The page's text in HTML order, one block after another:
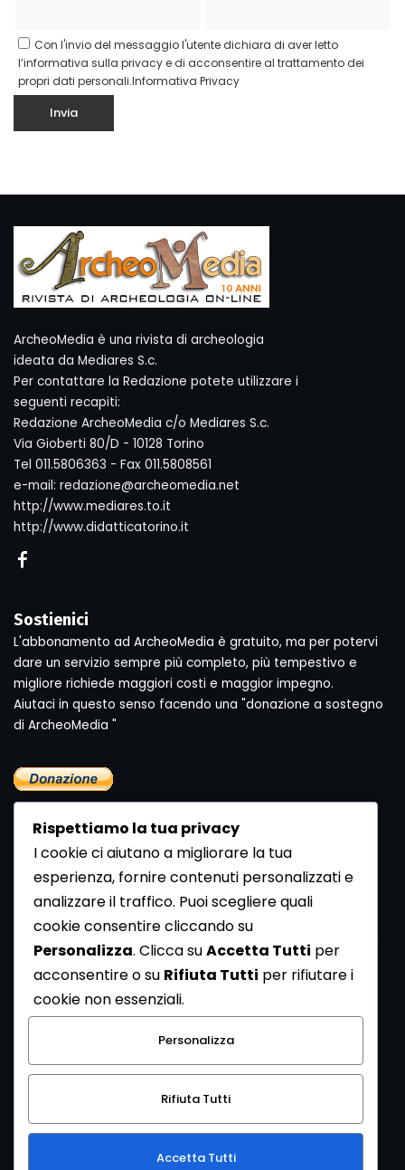
Con l'invio del messaggio l'utente dichiara di aver letto
l’informativa sulla privacy e di acconsentire al trattamento dei
propri dati personali.Informativa Privacy
ArcheoMedia è una rivista di archeologia
ideata da Mediares S.c.
Per contattare la Redazione potete utilizzare i
seguenti recapiti:
Redazione ArcheoMedia c/o Mediares S.c.
Via Gioberti 80/D - 10128 Torino
Tel 011.5806363 - Fax 011.5808561
e-mail: redazione@archeomedia.net
http://www.mediares.to.it
http://www.didatticatorino.it
Sostienici
L'abbonamento ad ArcheoMedia è gratuito, ma per potervi
dare un servizio sempre più completo, più tempestivo e
migliore richiede maggiori costi e maggior impegno.
Aiutaci in questo senso facendo una "donazione a sostegno
di ArcheoMedia "
Newsletter
Se vuoi ricevere la Rivista gratuita di archeologia realizzata
dalla Redazione di ArcheoMedia iscriviti alla nostra
Newsletter [Clicca Qui]
Con l'invio del messaggio l'utente dichiara di aver letto
l’informativa sulla privacy e di acconsentire al trattamento
dei propri dati personali.
Rispettiamo la tua privacy
I cookie ci aiutano a migliorare la tua
esperienza, fornire contenuti personalizzati e
analizzare il traffico. Puoi scegliere quali
cookie consentire cliccando su
Personalizza. Clicca suAccetta Tutti per
acconsentire o su Rifiuta Tutti per rifiutare i
cookie non essenziali.
Personalizza
Rifiuta Tutti
Accetta Tutti